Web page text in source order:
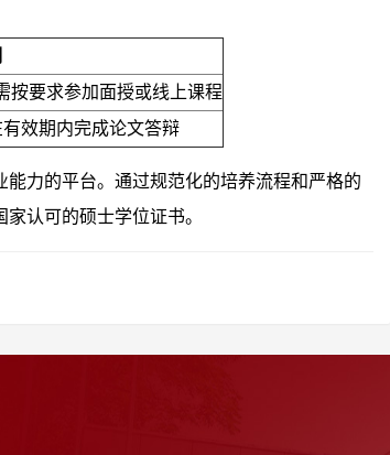
按要求参加面授或线上课程
效期内完成论文答辩
力的平台。通过规范化的培养流程和严格的
认可的硕士学位证书。